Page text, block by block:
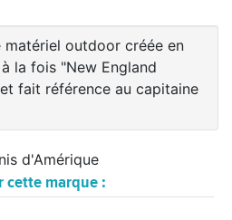
matériel outdoor créée en
la fois "New England
fait référence au capitaine
d'Amérique
cette marque :